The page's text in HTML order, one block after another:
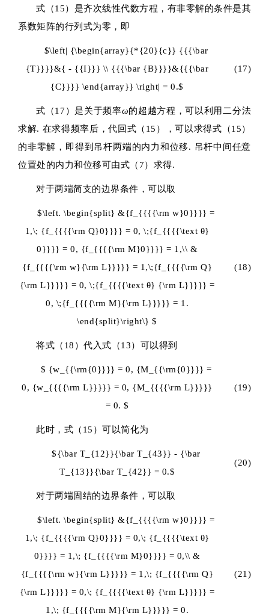
式（15）是齐次线性代数方程，有非零解的条件是其
系数矩阵的行列式为零，即
$\left| {\begin{array}{*{20}{c}} {{{\bar
{T}}}}&{ - {{I}}} \\ {{{\bar {B}}}}&{{{\bar
{C}}}} \end{array}} \right| = 0.$
(17)
式（17）是关于频率ω的超越方程，可以利用二分法
求解. 在求得频率后，代回式（15），可以求得式（15）
的非零解，即得到吊杆两端的内力和位移. 吊杆中间任意
位置处的内力和位移可由式（7）求得.
对于两端简支的边界条件，可以取
$\left. \begin{split} &{f_{{{{\rm w}0}}}} =
1,\; {f_{{{{\rm Q}0}}}} = 0, \;{f_{{{{\text θ}
0}}}} = 0, {f_{{{{\rm M}0}}}} = 1,\\ &
{f_{{{{\rm w}{\rm L}}}}} = 1,\;{f_{{{{\rm Q}
{\rm L}}}}} = 0, \;{f_{{{{\text θ} {\rm L}}}}} =
0, \;{f_{{{{\rm M}{\rm L}}}}} = 1.
\end{split}\right\} $
(18)
将式（18）代入式（13）可以得到
$ {w_{{\rm{0}}}} = 0, {M_{{\rm{0}}}} =
0, {w_{{{{\rm L}}}}} = 0, {M_{{{{\rm L}}}}}
= 0. $
(19)
此时，式（15）可以简化为
${\bar T_{12}}{\bar T_{43}} - {\bar
T_{13}}{\bar T_{42}} = 0.$
(20)
对于两端固结的边界条件，可以取
$\left. \begin{split} &{f_{{{{\rm w}0}}}} =
1,\; {f_{{{{\rm Q}0}}}} = 0,\; {f_{{{{\text θ}
0}}}} = 1,\; {f_{{{{\rm M}0}}}} = 0,\\ &
{f_{{{{\rm w}{\rm L}}}}} = 1,\; {f_{{{{\rm Q}
{\rm L}}}}} = 0,\; {f_{{{{\text θ} {\rm L}}}}} =
1,\; {f_{{{{\rm M}{\rm L}}}}} = 0.
(21)